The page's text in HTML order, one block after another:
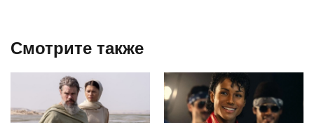
Смотрите также